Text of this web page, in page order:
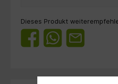
Dieses Produkt